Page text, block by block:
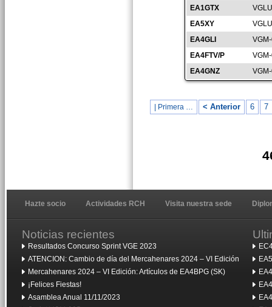
EA1GTX
EA5XY
EA4GLI
EA4FTV/P
EA4GNZ
| Primera … < Anterior 6 7
Hazte socio Actividades RCH Visita nuestra sede
Noticias recientes
Resultados Concurso Sprint VGE 2023
ATENCION: Cambio de día del Mercahenares 2024 – VI Edición
Mercahenares 2024 – VI Edición: Artículos de EA4BPG (SK)
¡Felices Fiestas!
Asamblea Anual 11/11/2023